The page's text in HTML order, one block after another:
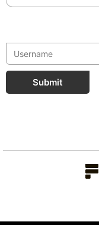
Submit